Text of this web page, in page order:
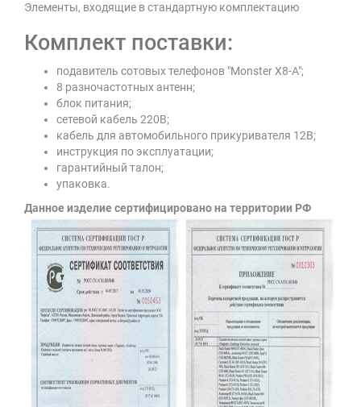
Элементы, входящие в стандартную комплектацию
Комплект поставки:
подавитель сотовых телефонов "Monster X8-A";
8 разночастотных антенн;
блок питания;
сетевой кабель 220В;
кабель для автомобильного прикуривателя 12В;
инструкция по эксплуатации;
гарантийный талон;
упаковка.
Данное изделие сертифицировано на территории РФ